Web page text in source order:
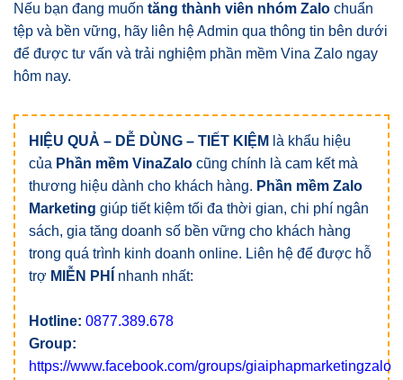
Nếu bạn đang muốn tăng thành viên nhóm Zalo chuẩn
tệp và bền vững, hãy liên hệ Admin qua thông tin bên dưới
để được tư vấn và trải nghiệm phần mềm Vina Zalo ngay
hôm nay.
HIỆU QUẢ – DỄ DÙNG – TIẾT KIỆM là khẩu hiệu
của Phần mềm VinaZalo cũng chính là cam kết mà
thương hiệu dành cho khách hàng. Phần mềm Zalo
Marketing giúp tiết kiệm tối đa thời gian, chi phí ngân
sách, gia tăng doanh số bền vững cho khách hàng
trong quá trình kinh doanh online. Liên hệ để được hỗ
trợ MIỄN PHÍ nhanh nhất:
Hotline: 0877.389.678
Group:
https://www.facebook.com/groups/giaiphapmarketingzalo